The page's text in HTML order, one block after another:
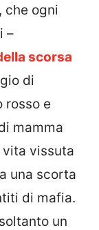
che ogni
–
scorsa
di
rosso e
mamma
vita vissuta
una scorta
di mafia.
un